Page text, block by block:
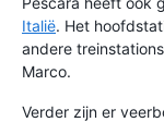
Italië. Het
andere
Marco.
Verder zijn er